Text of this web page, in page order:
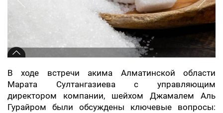
В ходе встречи акима Алматинской области
Марата Султангазиева с управляющим
директором компании, шейхом Джамалем Аль
Гурайром были обсуждены ключевые вопросы: